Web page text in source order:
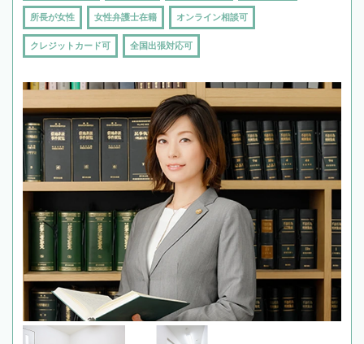
所長が女性 女性弁護士在籍 オンライン相談可
クレジットカード可 全国出張対応可